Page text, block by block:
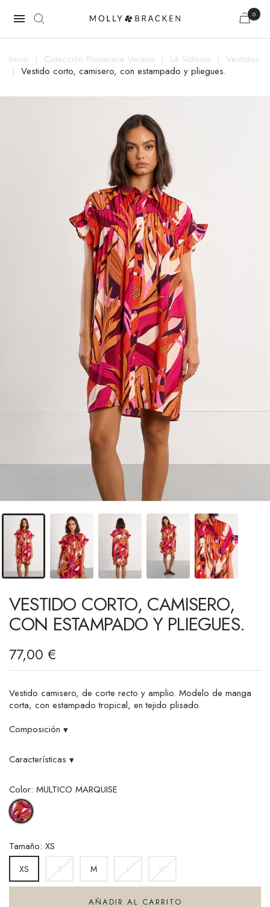
 0
Inicio Colección Primavera-Verano Lili Sidonio
Vestidos
Vestido corto, camisero, con estampado y pliegues.
VESTIDO CORTO, CAMISERO,
CON ESTAMPADO Y PLIEGUES.
77,00 €
Vestido camisero, de corte recto y amplio. Modelo de manga
corta, con estampado tropical, en tejido plisado.
Composición ▾
Características ▾
Color: MULTICO MARQUISE
MULTICO
MARQUISE
Tamaño: XS
XS M
AÑADIR AL CARRITO